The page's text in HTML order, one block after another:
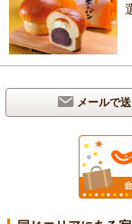
メールで